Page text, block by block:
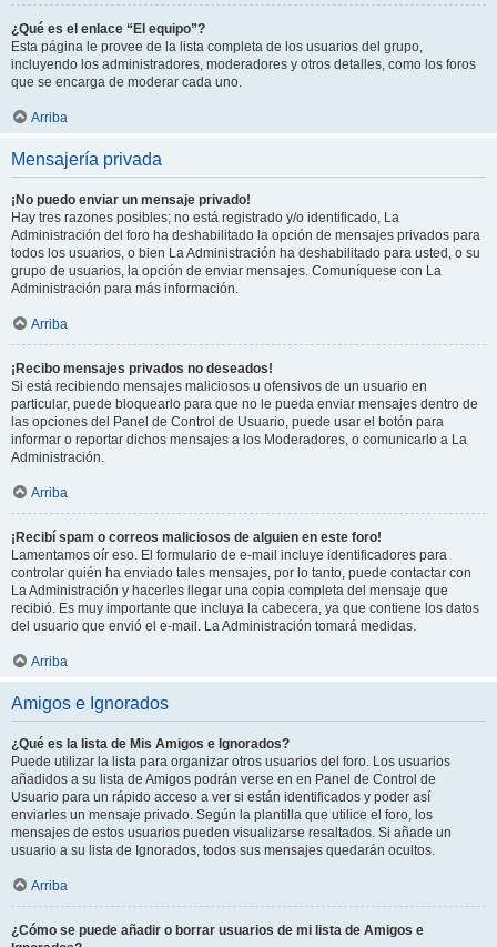
¿Qué es el enlace “El equipo”?
Esta página le provee de la lista completa de los usuarios del grupo,
incluyendo los administradores, moderadores y otros detalles, como los foros
que se encarga de moderar cada uno.
Arriba
Mensajería privada
¡No puedo enviar un mensaje privado!
Hay tres razones posibles; no está registrado y/o identificado, La
Administración del foro ha deshabilitado la opción de mensajes privados para
todos los usuarios, o bien La Administración ha deshabilitado para usted, o su
grupo de usuarios, la opción de enviar mensajes. Comuníquese con La
Administración para más información.
Arriba
¡Recibo mensajes privados no deseados!
Si está recibiendo mensajes maliciosos u ofensivos de un usuario en
particular, puede bloquearlo para que no le pueda enviar mensajes dentro de
las opciones del Panel de Control de Usuario, puede usar el botón para
informar o reportar dichos mensajes a los Moderadores, o comunicarlo a La
Administración.
Arriba
¡Recibí spam o correos maliciosos de alguien en este foro!
Lamentamos oír eso. El formulario de e-mail incluye identificadores para
controlar quién ha enviado tales mensajes, por lo tanto, puede contactar con
La Administración y hacerles llegar una copia completa del mensaje que
recibió. Es muy importante que incluya la cabecera, ya que contiene los datos
del usuario que envió el e-mail. La Administración tomará medidas.
Arriba
Amigos e Ignorados
¿Qué es la lista de Mis Amigos e Ignorados?
Puede utilizar la lista para organizar otros usuarios del foro. Los usuarios
añadidos a su lista de Amigos podrán verse en en Panel de Control de
Usuario para un rápido acceso a ver si están identificados y poder así
enviarles un mensaje privado. Según la plantilla que utilice el foro, los
mensajes de estos usuarios pueden visualizarse resaltados. Si añade un
usuario a su lista de Ignorados, todos sus mensajes quedarán ocultos.
Arriba
¿Cómo se puede añadir o borrar usuarios de mi lista de Amigos e